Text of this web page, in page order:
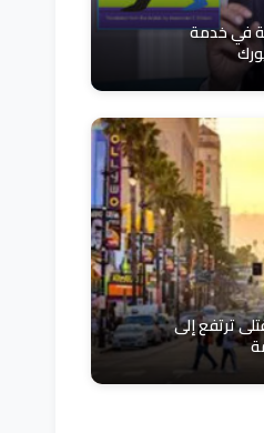
في خدمة
ترتفع إلى